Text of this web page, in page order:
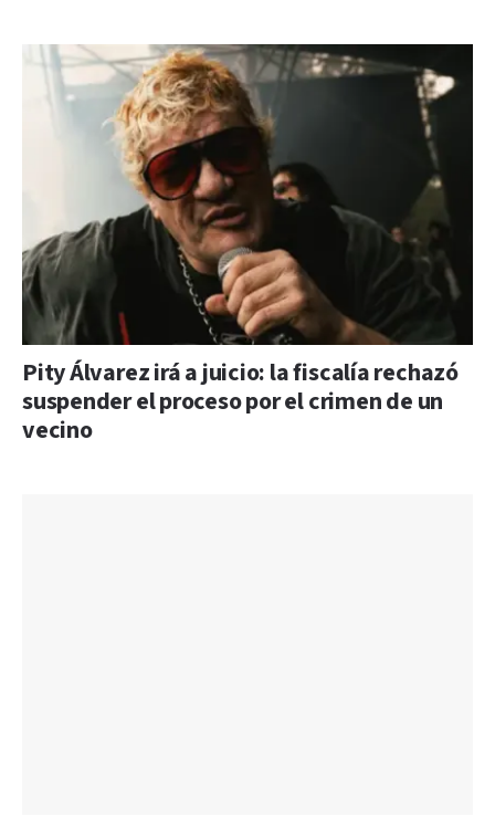
Pity Álvarez irá a juicio: la fiscalía rechazó
suspender el proceso por el crimen de un
vecino